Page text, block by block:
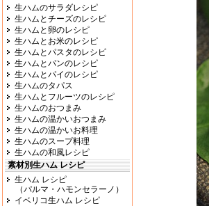
生ハムのサラダレシピ
生ハムとチーズのレシピ
生ハムと卵のレシピ
生ハムとお米のレシピ
生ハムとパスタのレシピ
生ハムとパンのレシピ
生ハムとパイのレシピ
生ハムのタパス
生ハムとフルーツのレシピ
生ハムのおつまみ
生ハムの温かいおつまみ
生ハムの温かいお料理
生ハムのスープ料理
生ハムの和風レシピ
素材別生ハム レシピ
生ハム レシピ
（パルマ・ハモンセラーノ）
イベリコ生ハム レシピ